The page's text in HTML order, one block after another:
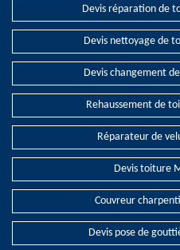
Devis réparation de
Devis nettoyage de
Devis changement
Rehaussement de
Réparateur de
Devis toiture
Couvreur
Devis pose de